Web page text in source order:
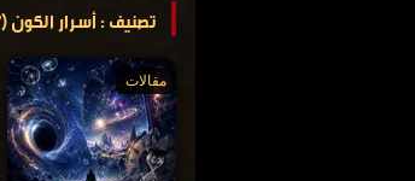
تصنيف : أسرار الكون (47)
مقالات